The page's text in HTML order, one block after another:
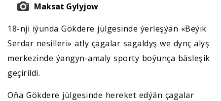
Maksat Gylyjow
18-nji iýunda Gökdere jülgesinde ýerleşýän «Beýik
Serdar nesilleri» atly çagalar sagaldyş we dynç alyş
merkezinde ýangyn-amaly sporty boýunça bäsleşik
geçirildi.
Oňa Gökdere jülgesinde hereket edýän çagalar